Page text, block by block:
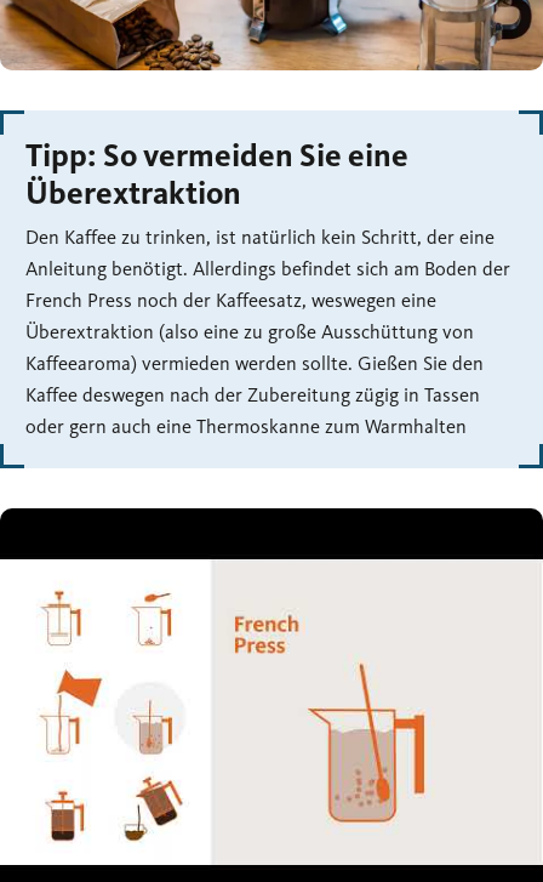
Tipp: So vermeiden Sie eine
Überextraktion
Den Kaffee zu trinken, ist natürlich kein Schritt, der eine
Anleitung benötigt. Allerdings befindet sich am Boden der
French Press noch der Kaffeesatz, weswegen eine
Überextraktion (also eine zu große Ausschüttung von
Kaffeearoma) vermieden werden sollte. Gießen Sie den
Kaffee deswegen nach der Zubereitung zügig in Tassen
oder gern auch eine Thermoskanne zum Warmhalten